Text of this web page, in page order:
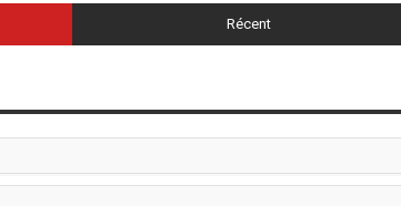
Récent